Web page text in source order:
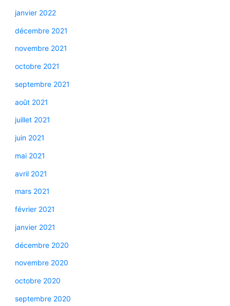
janvier 2022
décembre 2021
novembre 2021
octobre 2021
septembre 2021
août 2021
juillet 2021
juin 2021
mai 2021
avril 2021
mars 2021
février 2021
janvier 2021
décembre 2020
novembre 2020
octobre 2020
septembre 2020